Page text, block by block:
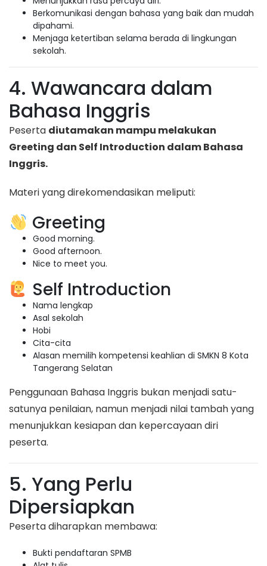
Berkomunikasi dengan bahasa yang baik dan mudah
dipahami.
Menjaga ketertiban selama berada di lingkungan
sekolah.
4. Wawancara dalam
Bahasa Inggris
Peserta diutamakan mampu melakukan
Greeting dan Self Introduction dalam Bahasa
Inggris.
Materi yang direkomendasikan meliputi:
Greeting
Good morning.
Good afternoon.
Nice to meet you.
Self Introduction
Nama lengkap
Asal sekolah
Hobi
Cita-cita
Alasan memilih kompetensi keahlian di SMKN 8 Kota
Tangerang Selatan
Penggunaan Bahasa Inggris bukan menjadi satu-
satunya penilaian, namun menjadi nilai tambah yang
menunjukkan kesiapan dan kepercayaan diri
peserta.
5. Yang Perlu
Dipersiapkan
Peserta diharapkan membawa:
Bukti pendaftaran SPMB